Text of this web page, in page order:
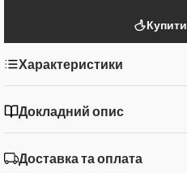
Купити
Характеристики
Докладний опис
Доставка та оплата